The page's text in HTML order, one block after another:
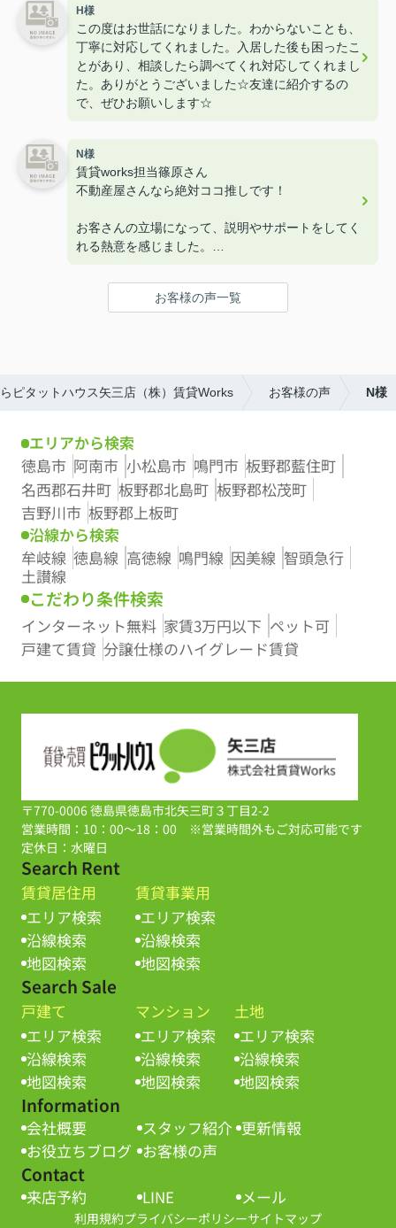
H様
この度はお世話になりました。わからないことも、
丁寧に対応してくれました。入居した後も困ったこ
とがあり、相談したら調べてくれ対応してくれまし
た。ありがとうございました☆友達に紹介するの
で、ぜひお願いします☆
N様
賃貸works担当篠原さん
不動産屋さんなら絶対ココ推しです！
お客さんの立場になって、説明やサポートをしてく
れる熱意を感じました。
めてLINEで相談できて気軽にご相談もでき対応の
速さには大変助かりました！
れる所も素晴らしさを感じました。
篠原さんのお力添えがなければいまだにお家探しに
時間もかかっていたと思います。
素敵なお家と素晴らしい不動産屋さんにご縁があっ
たこと嬉しく思います。真摯に対応してくださる熱
意に感謝です。
お忙しい中、本当にありがとうございました。
お客様の声一覧
ピタットハウス矢三店（株）賃貸Works お客様の声 N様
エリアから検索
徳島市 阿南市 小松島市 鳴門市 板野郡藍住町
名西郡石井町 板野郡北島町 板野郡松茂町
吉野川市 板野郡上板町
沿線から検索
牟岐線 徳島線 高徳線 鳴門線 因美線 智頭急行
土讃線
こだわり条件検索
インターネット無料 家賃3万円以下 ペット可
戸建て賃貸 分譲仕様のハイグレード賃貸
〒770-0006 徳島県徳島市北矢三町３丁目2-2
営業時間：10：00～18：00 ※営業時間外もご対応可能です
定休日：水曜日
Search Rent
賃貸居住用
エリア検索
沿線検索
地図検索
賃貸事業用
エリア検索
沿線検索
地図検索
Search Sale
戸建て
エリア検索
沿線検索
地図検索
マンション
エリア検索
沿線検索
地図検索
土地
エリア検索
沿線検索
地図検索
Information
会社概要 スタッフ紹介 更新情報
お役立ちブログ お客様の声
Contact
来店予約 LINE メール
利用規約プライバシーポリシーサイトマップ